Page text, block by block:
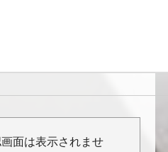
面は表示されませ